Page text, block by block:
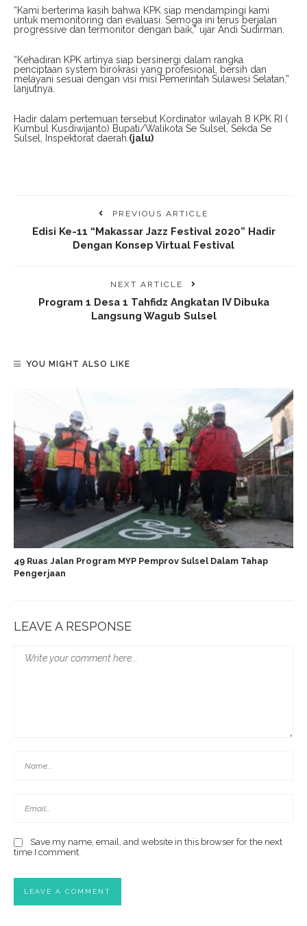
“Kami berterima kasih bahwa KPK siap mendampingi kami
untuk memonitoring dan evaluasi. Semoga ini terus berjalan
progressive dan termonitor dengan baik,” ujar Andi Sudirman.
“Kehadiran KPK artinya siap bersinergi dalam rangka
penciptaan system birokrasi yang profesional, bersih dan
melayani sesuai dengan visi misi Pemerintah Sulawesi Selatan,”
lanjutnya.
Hadir dalam pertemuan tersebut Kordinator wilayah 8 KPK RI (
Kumbul Kusdiwijanto) Bupati/Walikota Se Sulsel, Sekda Se
Sulsel, Inspektorat daerah.(jalu)
PREVIOUS ARTICLE
Edisi Ke-11 “Makassar Jazz Festival 2020” Hadir
Dengan Konsep Virtual Festival
NEXT ARTICLE
Program 1 Desa 1 Tahfidz Angkatan IV Dibuka
Langsung Wagub Sulsel
YOU MIGHT ALSO LIKE
49 Ruas Jalan Program MYP Pemprov Sulsel Dalam Tahap
Pengerjaan
LEAVE A RESPONSE
Save my name, email, and website in this browser for the next
time I comment.